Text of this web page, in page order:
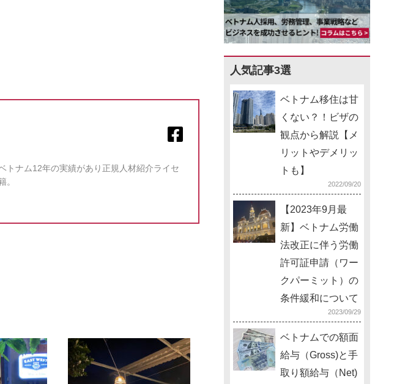
トナム12年の実績があり正規人材紹介ライセ
。
人気記事3選
ベトナム移住は甘
くない？！ビザの
観点から解説【メ
リットやデメリッ
トも】
2022/09/20
【2023年9月最
新】ベトナム労働
法改正に伴う労働
許可証申請（ワー
クパーミット）の
条件緩和について
2023/09/29
ベトナムでの額面
給与（Gross)と手
取り額給与（Net)